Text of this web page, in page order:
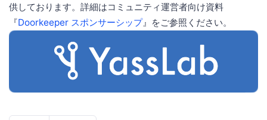
供しております。詳細はコミュニティ運営者向け資料
『Doorkeeper スポンサーシップ』をご参照ください。